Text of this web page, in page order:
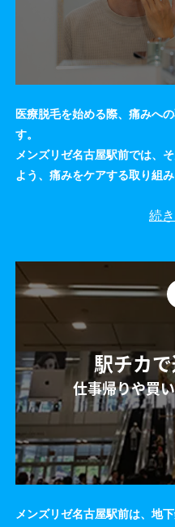
医療脱毛を始める際、痛みへ
す。
メンズリゼ名古屋駅前では、
よう、痛みをケアする取り組
続
駅チカ
仕事帰りや買
メンズリゼ名古屋駅前は、地